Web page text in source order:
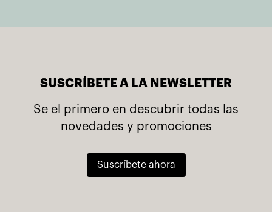
SUSCRÍBETE A LA NEWSLETTER
Se el primero en descubrir todas las
novedades y promociones
Suscríbete ahora